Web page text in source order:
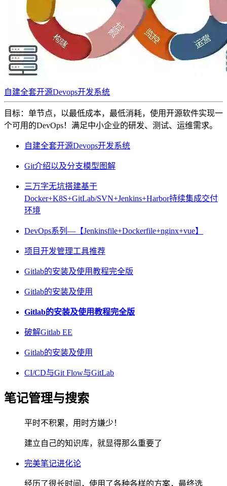
自建全套开源Devops开发系统
目标：单节点，以最低成本，最低消耗，使用开源软件实现一
个可用的DevOps！满足中小企业的研发、测试、运维需求。
自建全套开源Devops开发系统
Git介绍以及分支模型图解
三万字无坑搭建基于
Docker+K8S+GitLab/SVN+Jenkins+Harbor持续集成交付
环境
DevOps系列—【Jenkinsfile+Dockerfile+nginx+vue】
项目开发管理工具推荐
Gitlab的安装及使用教程完全版
Gitlab的安装及使用
Gitlab的安装及使用教程完全版
破解Gitlab EE
Gitlab的安装及使用
CI/CD与Git Flow与GitLab
笔记管理与搜索
平时不积累，用时方嫌少！
建立自己的知识库，就显得那么重要了
完美笔记进化论
经历了很长时间，使用了各种各样的方案，最终选